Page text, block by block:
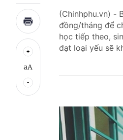
aA
(Chinhphu.vn) -
đồng/tháng để
học tiếp theo,
đạt loại yếu sẽ